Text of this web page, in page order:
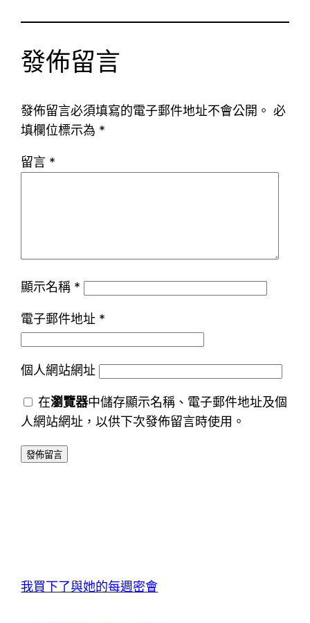
發佈留言
發佈留言必須填寫的電子郵件地址不會公開。 必
填欄位標示為 *
留言 *
顯示名稱 *
電子郵件地址 *
個人網站網址
在瀏覽器中儲存顯示名稱、電子郵件地址及個
人網站網址，以供下次發佈留言時使用。
我買下了與她的每週密會